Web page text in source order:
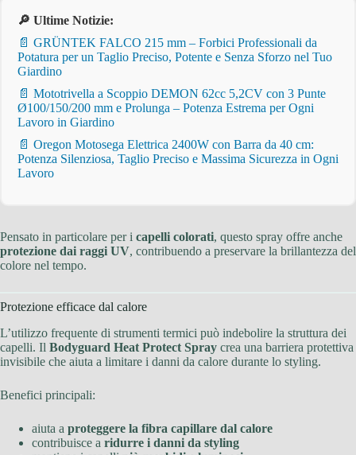
🔎 Ultime Notizie:
📄 GRÜNTEK FALCO 215 mm – Forbici Professionali da
Potatura per un Taglio Preciso, Potente e Senza Sforzo nel Tuo
Giardino
📄 Mototrivella a Scoppio DEMON 62cc 5,2CV con 3 Punte
Ø100/150/200 mm e Prolunga – Potenza Estrema per Ogni
Lavoro in Giardino
📄 Oregon Motosega Elettrica 2400W con Barra da 40 cm:
Potenza Silenziosa, Taglio Preciso e Massima Sicurezza in Ogni
Lavoro
Pensato in particolare per i capelli colorati, questo spray offre anche
protezione dai raggi UV, contribuendo a preservare la brillantezza del
colore nel tempo.
Protezione efficace dal calore
L’utilizzo frequente di strumenti termici può indebolire la struttura dei
capelli. Il Bodyguard Heat Protect Spray crea una barriera protettiva
invisibile che aiuta a limitare i danni da calore durante lo styling.
Benefici principali:
aiuta a proteggere la fibra capillare dal calore
contribuisce a ridurre i danni da styling